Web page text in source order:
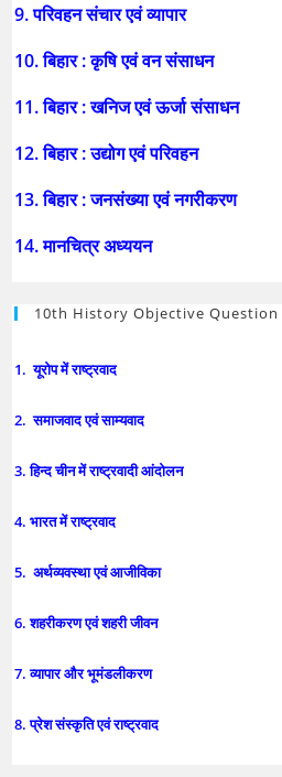
9. परिवहन संचार एवं व्यापार
10. बिहार : कृषि एवं वन संसाधन
11. बिहार : खनिज एवं ऊर्जा संसाधन
12. बिहार : उद्योग एवं परिवहन
13. बिहार : जनसंख्या एवं नगरीकरण
14. मानचित्र अध्ययन
10th History Objective Question
1. यूरोप में राष्ट्रवाद
2. समाजवाद एवं साम्यवाद
3. हिन्द चीन में राष्ट्रवादी आंदोलन
4. भारत में राष्ट्रवाद
5. अर्थव्यवस्था एवं आजीविका
6. शहरीकरण एवं शहरी जीवन
7. व्यापार और भूमंडलीकरण
8. प्रेश संस्कृति एवं राष्ट्रवाद